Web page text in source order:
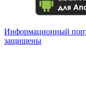
Информационный
защищены